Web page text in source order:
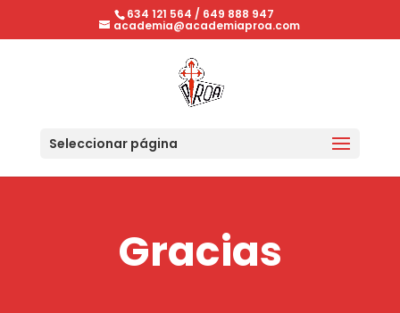
634 121 564 / 649 888 947
academia@academiaproa.com
Seleccionar página
Gracias